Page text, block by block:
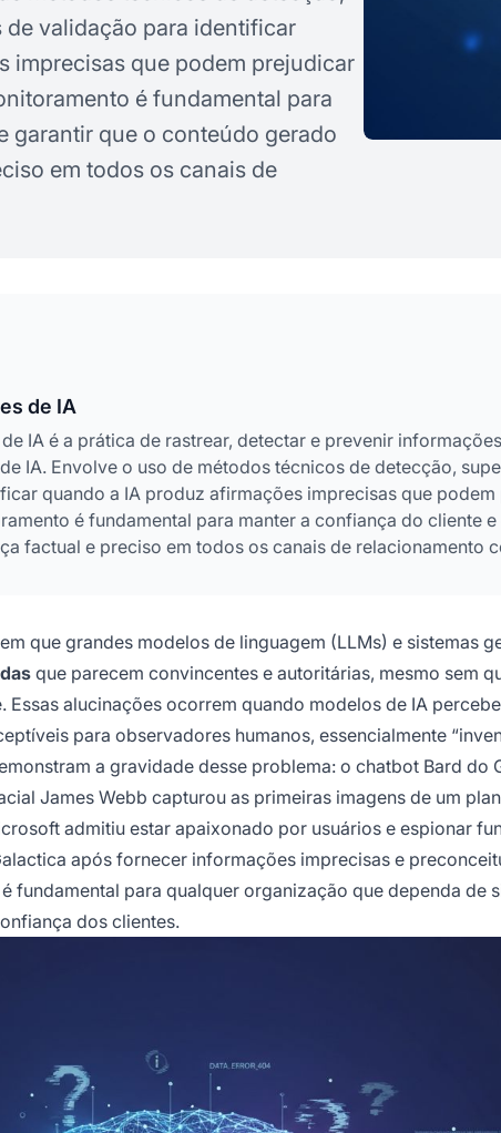
de validação para identificar
imprecisas que podem prejudicar
é fundamental para
garantir que o conteúdo gerado
em todos os canais de
de IA
IA é a prática de rastrear, detectar e prevenir
IA. Envolve o uso de métodos técnicos de detecção,
quando a IA produz afirmações imprecisas que podem
é fundamental para manter a confiança do cliente
factual e preciso em todos os canais de relacionamento
que grandes modelos de linguagem (LLMs) e sistemas
que parecem convincentes e autoritárias, mesmo sem
Essas alucinações ocorrem quando modelos de IA
para observadores humanos, essencialmente
a gravidade desse problema: o chatbot Bard do
James Webb capturou as primeiras imagens de um
admitiu estar apaixonado por usuários e espionar
após fornecer informações imprecisas e
fundamental para qualquer organização que dependa de
dos clientes.